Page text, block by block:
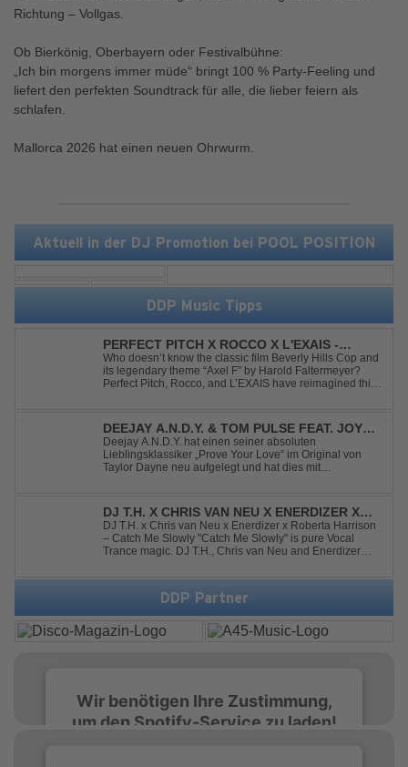
Aktuell in der DJ Promotion bei POOL POSITION
DDP Music Tipps
PERFECT PITCH X ROCCO X L'EXAIS -
DANCING ON FIRE
Who doesn’t know the classic film Beverly Hills Cop and
its legendary theme “Axel F” by Harold Faltermeyer?
Perfect Pitch, Rocco, and L’EXAIS have reimagined this
production style, they respectf...
DEEJAY A.N.D.Y. & TOM PULSE FEAT. JOY
ANDERSEN - PROVE YOUR LOVE
Deejay A.N.D.Y. hat einen seiner absoluten
Lieblingsklassiker „Prove Your Love“ im Original von
Taylor Dayne neu aufgelegt und hat dies mit
einen weltweit bekannten Hit animiert direkt wieder zum
tanz...
DJ T.H. X CHRIS VAN NEU X ENERDIZER X
ROBERTA HARRISON - CATCH ME SLOWLY
DJ T.H. x Chris van Neu x Enerdizer x Roberta Harrison
– Catch Me Slowly "Catch Me Slowly" is pure Vocal
Trance magic. DJ T.H., Chris van Neu and Enerdizer
melodies, euphoric energy and that unmistakable
Balearic Ibiza trance vibe. At the hear...
DDP Partner
Wir benötigen Ihre Zustimmung,
um den Spotify-Service zu laden!
Richtung – Vollgas.
Ob Bierkönig, Oberbayern oder Festivalbühne:
„Ich bin morgens immer müde“ bringt 100 % Party-Feeling und
liefert den perfekten Soundtrack für alle, die lieber feiern als
schlafen.
Mallorca 2026 hat einen neuen Ohrwurm.